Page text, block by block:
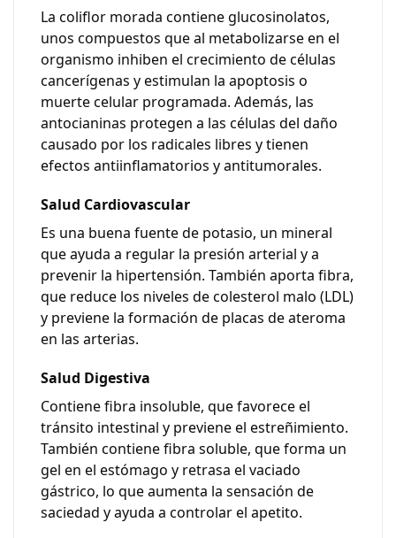
La coliflor morada contiene glucosinolatos,
unos compuestos que al metabolizarse en el
organismo inhiben el crecimiento de células
cancerígenas y estimulan la apoptosis o
muerte celular programada. Además, las
antocianinas protegen a las células del daño
causado por los radicales libres y tienen
efectos antiinflamatorios y antitumorales.
Salud Cardiovascular
Es una buena fuente de potasio, un mineral
que ayuda a regular la presión arterial y a
prevenir la hipertensión. También aporta fibra,
que reduce los niveles de colesterol malo (LDL)
y previene la formación de placas de ateroma
en las arterias.
Salud Digestiva
Contiene fibra insoluble, que favorece el
tránsito intestinal y previene el estreñimiento.
También contiene fibra soluble, que forma un
gel en el estómago y retrasa el vaciado
gástrico, lo que aumenta la sensación de
saciedad y ayuda a controlar el apetito.